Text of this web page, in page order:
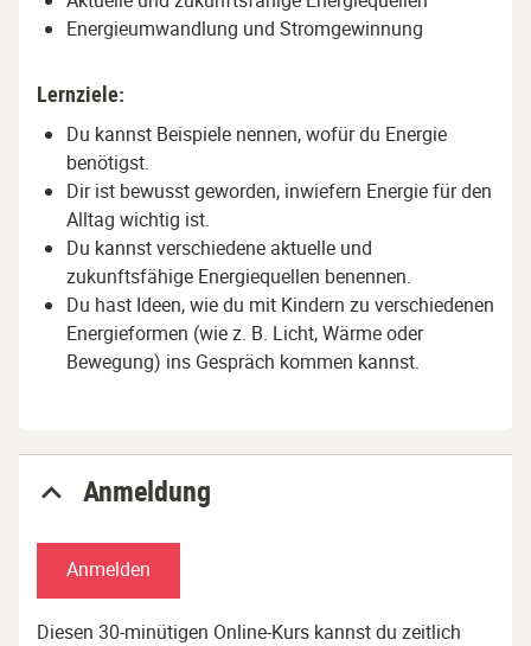
Energieumwandlung und Stromgewinnung
Lernziele:
Du kannst Beispiele nennen, wofür du Energie
benötigst.
Dir ist bewusst geworden, inwiefern Energie für den
Alltag wichtig ist.
Du kannst verschiedene aktuelle und
zukunftsfähige Energiequellen benennen.
Du hast Ideen, wie du mit Kindern zu verschiedenen
Energieformen (wie z. B. Licht, Wärme oder
Bewegung) ins Gespräch kommen kannst.
Anmeldung
Anmelden
Diesen 30-minütigen Online-Kurs kannst du zeitlich